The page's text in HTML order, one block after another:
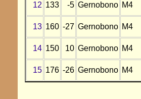
12 133 -5 Gernobono M4
13 160 -27 Gernobono M4
14 150 10 Gernobono M4
15 176 -26 Gernobono M4